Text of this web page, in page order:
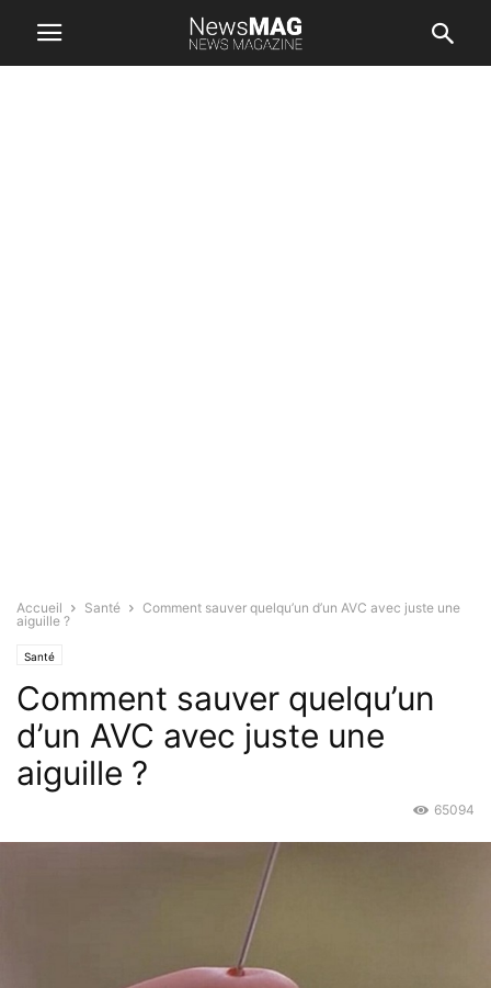
Accueil Santé
Comment sauver quelqu’un d’un AVC avec juste une
aiguille ?
Santé
Comment sauver quelqu’un
d’un AVC avec juste une
aiguille ?
65094